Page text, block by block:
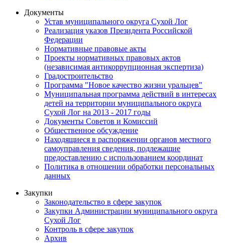
Документы
Устав муниципального округа Сухой Лог
Реализация указов Президента Российской
Федерации
Нормативные правовые акты
Проекты нормативных правовых актов
(независимая антикоррупционная экспертиза)
Градостроительство
Программа "Новое качество жизни уральцев"
Муниципальная программа действий в интересах
детей на территории муниципального округа
Сухой Лог на 2013 - 2017 годы
Документы Советов и Комиссий
Общественное обсуждение
Находящиеся в распоряжении органов местного
самоуправления сведения, подлежащие
предоставлению с использованием координат
Политика в отношении обработки персональных
данных
Закупки
Законодательство в сфере закупок
Закупки Администрации муниципального округа
Сухой Лог
Контроль в сфере закупок
Архив